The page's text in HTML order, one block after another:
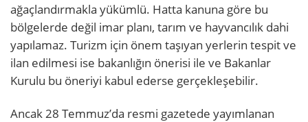
ağaçlandırmakla yükümlü. Hatta kanuna göre bu
bölgelerde değil imar planı, tarım ve hayvancılık dahi
yapılamaz. Turizm için önem taşıyan yerlerin tespit ve
ilan edilmesi ise bakanlığın önerisi ile ve Bakanlar
Kurulu bu öneriyi kabul ederse gerçekleşebilir.
Ancak 28 Temmuz’da resmi gazetede yayımlanan